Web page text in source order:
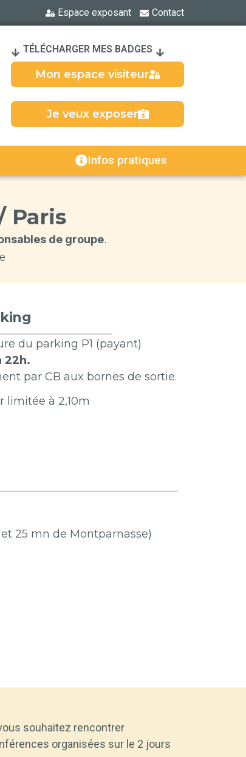
Espace exposant Contact
TÉLÉCHARGER MES BADGES
Mon espace visiteur
Je veux exposer
Infos pratiques
Paris
de groupe.
du parking P1 (payant)
22h.
par CB aux bornes de sortie.
limitée à 2,10m
25 mn de Montparnasse)
souhaitez rencontrer
organisées sur le 2 jours